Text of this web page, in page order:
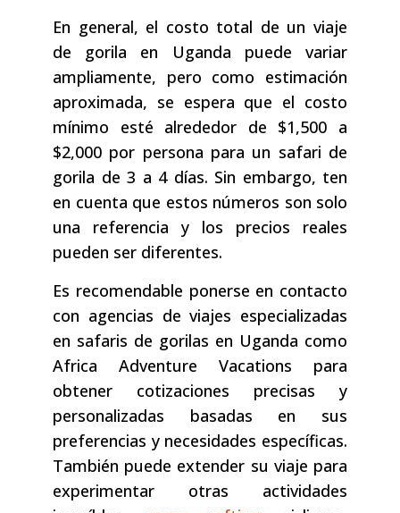
En general, el costo total de un viaje
de gorila en Uganda puede variar
ampliamente, pero como estimación
aproximada, se espera que el costo
mínimo esté alrededor de $1,500 a
$2,000 por persona para un safari de
gorila de 3 a 4 días. Sin embargo, ten
en cuenta que estos números son solo
una referencia y los precios reales
pueden ser diferentes.
Es recomendable ponerse en contacto
con agencias de viajes especializadas
en safaris de gorilas en Uganda como
Africa Adventure Vacations para
obtener cotizaciones precisas y
personalizadas basadas en sus
preferencias y necesidades específicas.
También puede extender su viaje para
experimentar otras actividades